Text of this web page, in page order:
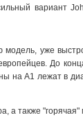
вариант
модель, уже
До
на A1 лежат в
а также